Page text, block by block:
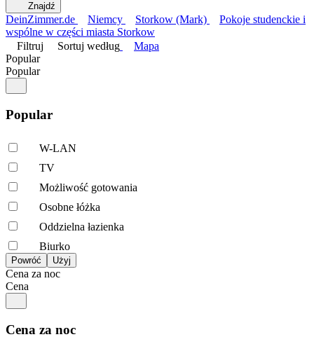
Znajdź
DeinZimmer.de Niemcy Storkow (Mark)
Pokoje studenckie i
wspólne w części miasta Storkow
Filtruj
Sortuj według
Mapa
Popular
Popular
Popular
W-LAN
TV
Możliwość gotowania
Osobne łóżka
Oddzielna łazienka
Biurko
Cena za noc
Cena
Cena za noc